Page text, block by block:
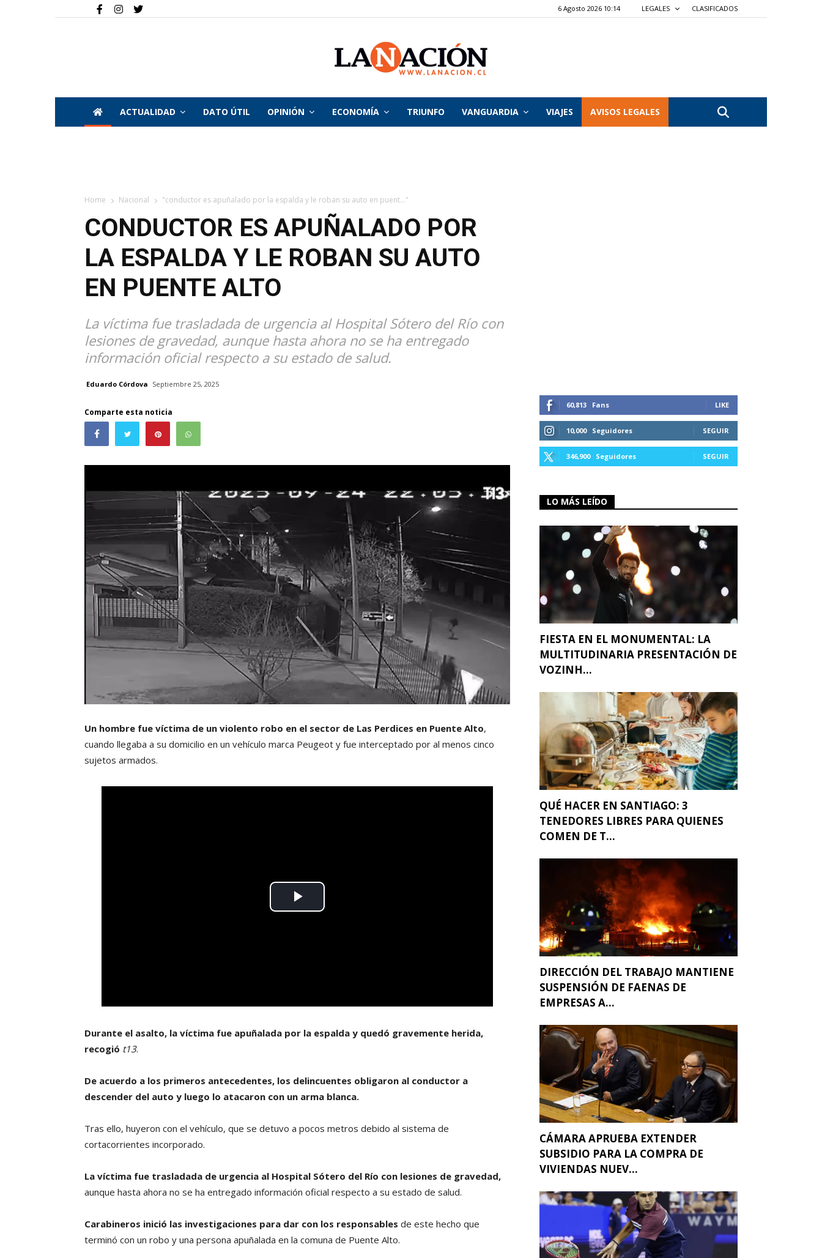
6 Agosto 2026 10:14 LEGALES CLASIFICADOS
La
ACTUALIDAD DATO ÚTIL OPINIÓN ECONOMÍA TRIUNFO VANGUARDIA VIAJES AVISOS LEGALES
Home Nacional "conductor es apuñalado por la espalda y le roban su auto en puent..."
CONDUCTOR ES APUÑALADO POR
LA ESPALDA Y LE ROBAN SU AUTO
EN PUENTE ALTO
La víctima fue trasladada de urgencia al Hospital Sótero del Río con
lesiones de gravedad, aunque hasta ahora no se ha entregado
información oficial respecto a su estado de salud.
Eduardo Córdova Septiembre 25, 2025
Comparte esta noticia
Un hombre fue víctima de un violento robo en el sector de Las Perdices en Puente Alto,
cuando llegaba a su domicilio en un vehículo marca Peugeot y fue interceptado por al menos cinco
sujetos armados.
Durante el asalto, la víctima fue apuñalada por la espalda y quedó gravemente herida,
recogió t13.
De acuerdo a los primeros antecedentes, los delincuentes obligaron al conductor a
descender del auto y luego lo atacaron con un arma blanca.
Tras ello, huyeron con el vehículo, que se detuvo a pocos metros debido al sistema de
cortacorrientes incorporado.
La víctima fue trasladada de urgencia al Hospital Sótero del Río con lesiones de gravedad,
aunque hasta ahora no se ha entregado información oficial respecto a su estado de salud.
Carabineros inició las investigaciones para dar con los responsables de este hecho que
terminó con un robo y una persona apuñalada en la comuna de Puente Alto.
60,813 Fans LIKE
10,000 Seguidores SEGUIR
346,900 Seguidores SEGUIR
LO MÁS LEÍDO
FIESTA EN EL MONUMENTAL: LA
MULTITUDINARIA PRESENTACIÓN DE
VOZINH...
QUÉ HACER EN SANTIAGO: 3
TENEDORES LIBRES PARA QUIENES
COMEN DE T...
DIRECCIÓN DEL TRABAJO MANTIENE
SUSPENSIÓN DE FAENAS DE
EMPRESAS A...
CÁMARA APRUEBA EXTENDER
SUBSIDIO PARA LA COMPRA DE
VIVIENDAS NUEV...